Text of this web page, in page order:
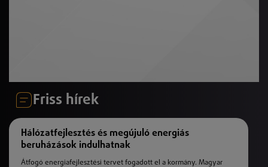
Friss hírek
Hálózatfejlesztés és megújuló energiás
beruházások indulhatnak
Átfogó energiafejlesztési tervet fogadott el a kormány. Magyar